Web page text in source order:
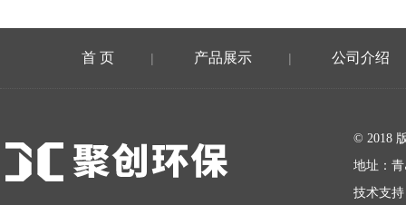
首 页 | 产品展示 | 公司介绍
© 2018
地址：
技术支